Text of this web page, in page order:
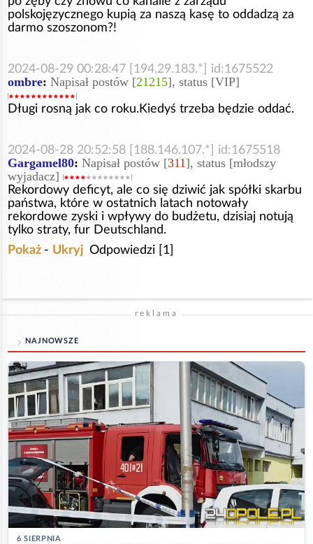
polskojęzycznego kupią za naszą kasę to oddadzą za
darmo szoszonom?!
2024-08-29 00:28:47 [194.29.183.*] id:1675522
ombre: Napisał postów [21215], status [VIP]
Długi rosną jak co roku.Kiedyś trzeba będzie oddać.
2024-08-28 20:52:58 [188.146.107.*] id:1675518
Gargamel80: Napisał postów [311], status [młodszy
wyjadacz]
Rekordowy deficyt, ale co się dziwić jak spółki skarbu
państwa, które w ostatnich latach notowały
rekordowe zyski i wpływy do budżetu, dzisiaj notują
tylko straty, fur Deutschland.
Pokaż - Ukryj Odpowiedzi [1]
reklama
NAJNOWSZE
6 SIERPNIA